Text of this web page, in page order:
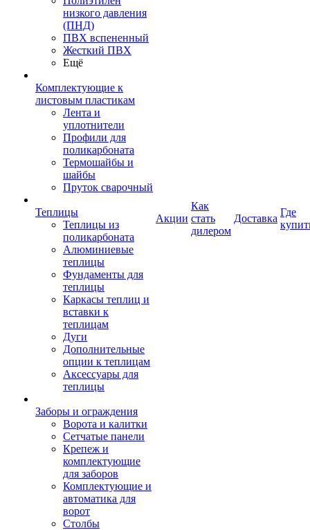
низкого давления
(ПНД)
ПВХ вспененный
Жесткий ПВХ
Ещё
Комплектующие к
листовым пластикам
Лента и
уплотнители
Профили для
поликарбоната
Термошайбы и
шайбы
Пруток сварочный
Теплицы
Теплицы из
поликарбоната
Алюминиевые
теплицы
Фундаменты для
теплицы
Каркасы теплиц и
вставки к
теплицам
Дуги
Дополнительные
опции к теплицам
Аксессуары для
теплицы
Заборы и ограждения
Ворота и калитки
Сетчатые панели
Крепеж и
комплектующие
для заборов
Комплектующие и
автоматика для
ворот
Столбы
Акции
Как
стать
дилером
Доставка
Где